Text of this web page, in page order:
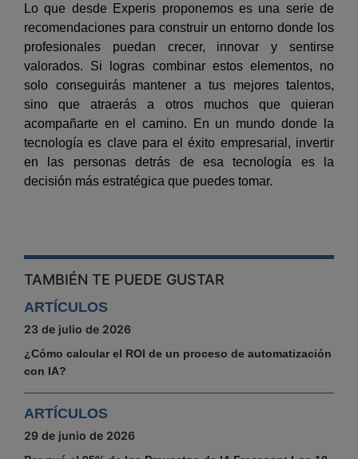
Lo que desde Experis proponemos es una serie de
recomendaciones para construir un entorno donde los
profesionales puedan crecer, innovar y sentirse
valorados. Si logras combinar estos elementos, no
solo conseguirás mantener a tus mejores talentos,
sino que atraerás a otros muchos que quieran
acompañarte en el camino. En un mundo donde la
tecnología es clave para el éxito empresarial, invertir
en las personas detrás de esa tecnología es la
decisión más estratégica que puedes tomar.
TAMBIÉN TE PUEDE GUSTAR
ARTÍCULOS
23 de julio de 2026
¿Cómo calcular el ROI de un proceso de automatización
con IA?
ARTÍCULOS
29 de junio de 2026